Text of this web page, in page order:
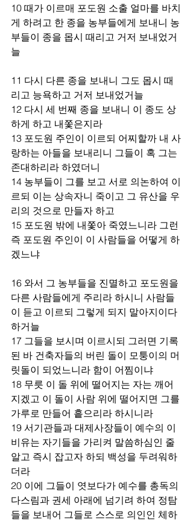
10 때가 이르매 포도원 소출 얼마를 바치
게 하려고 한 종을 농부들에게 보내니 농
부들이 종을 몹시 때리고 거저 보내었거
늘
11 다시 다른 종을 보내니 그도 몹시 때
리고 능욕하고 거저 보내었거늘
12 다시 세 번째 종을 보내니 이 종도 상
하게 하고 내쫓은지라
13 포도원 주인이 이르되 어찌할까 내 사
랑하는 아들을 보내리니 그들이 혹 그는
존대하리라 하였더니
14 농부들이 그를 보고 서로 의논하여 이
르되 이는 상속자니 죽이고 그 유산을 우
리의 것으로 만들자 하고
15 포도원 밖에 내쫓아 죽였느니라 그런
즉 포도원 주인이 이 사람들을 어떻게 하
겠느냐
16 와서 그 농부들을 진멸하고 포도원을
다른 사람들에게 주리라 하시니 사람들
이 듣고 이르되 그렇게 되지 말아지이다
하거늘
17 그들을 보시며 이르시되 그러면 기록
된 바 건축자들의 버린 돌이 모퉁이의 머
릿돌이 되었느니라 함이 어찜이냐
18 무릇 이 돌 위에 떨어지는 자는 깨어
지겠고 이 돌이 사람 위에 떨어지면 그를
가루로 만들어 흩으리라 하시니라
19 서기관들과 대제사장들이 예수의 이
비유는 자기들을 가리켜 말씀하심인 줄
알고 즉시 잡고자 하되 백성을 두려워하
더라
20 이에 그들이 엿보다가 예수를 총독의
다스림과 권세 아래에 넘기려 하여 정탐
들을 보내어 그들로 스스로 의인인 체하